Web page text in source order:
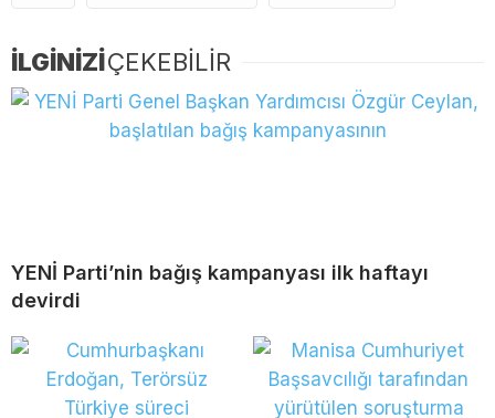
İLGİNİZİÇEKEBİLİR
YENİ Parti’nin bağış kampanyası ilk haftayı
devirdi